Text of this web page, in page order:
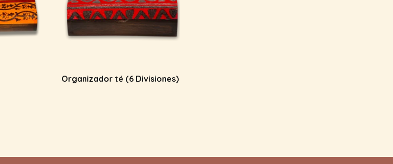
Organizador té (6 Divisiones)